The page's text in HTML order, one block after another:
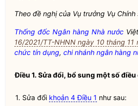
Theo đề nghị của Vụ trưởng Vụ
Thống đốc Ngân hàng Nhà nước
16/2021/TT-NHNN ngày 10 tháng 11
chức tín dụng, chi nhánh ngân hàng
Điều 1. Sửa đổi, bổ sung một số điều
1. Sửa đổi khoản 4 Điều 1 như sau: